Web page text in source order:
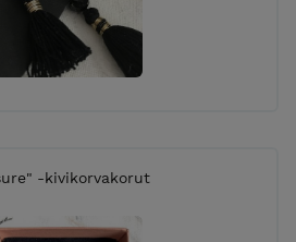
Jyväskylässä Keljonkankaalla,
myös täällä. Ota yhteyttä
tässäpä lista paikoista, joista
löydät lisää töitäni:
-kivikorvakorut